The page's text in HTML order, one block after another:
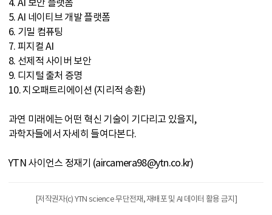
4. AI 보안 플랫폼
5. AI 네이티브 개발 플랫폼
6. 기밀 컴퓨팅
7. 피지컬 AI
8. 선제적 사이버 보안
9. 디지털 출처 증명
10. 지오패트리에이션 (지리적 송환)
과연 미래에는 어떤 혁신 기술이 기다리고 있을지,
과학자들에서 자세히 들여다본다.
YTN 사이언스 정재기 (aircamera98@ytn.co.kr)
[저작권자(c) YTN science 무단전재, 재배포 및 AI 데이터 활용 금지]